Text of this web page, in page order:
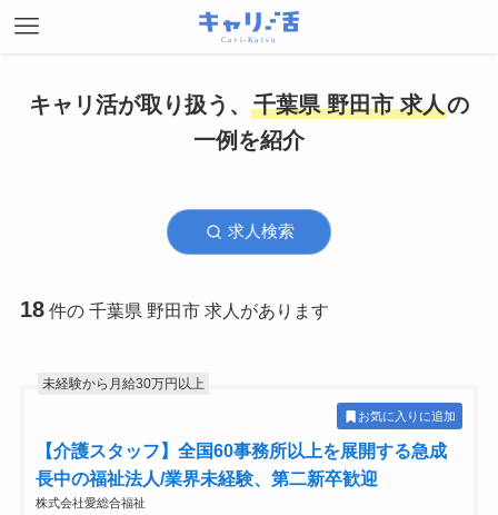
キャリ活が取り扱う、 千葉県 野田市 求人の
一例を紹介
求人検索
18件の 千葉県 野田市 求人があります
未経験から月給30万円以上
お気に入りに追加
【介護スタッフ】全国60事務所以上を展開する急成
長中の福祉法人/業界未経験、第二新卒歓迎
株式会社愛総合福祉